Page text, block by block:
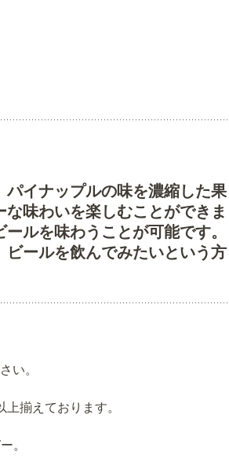
イナップルの味を濃縮した果
味わいを楽しむことができま
ルを味わうことが可能です。
ールを飲んでみたいという方
い。
揃えております。
。